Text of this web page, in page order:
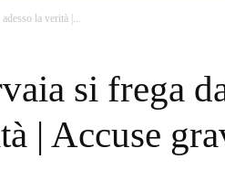
la verità |...
si frega
| Accuse